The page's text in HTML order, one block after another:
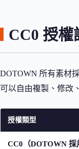
CC0 授權
DOTOWN 所有素材
可以自由複製、修改
授權類型
CC0（DOTOWN 採